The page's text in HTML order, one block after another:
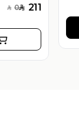
SAR 211
SAR 0